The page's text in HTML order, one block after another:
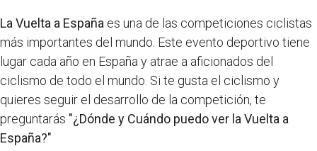
La Vuelta a España es una de las competiciones ciclistas
más importantes del mundo. Este evento deportivo tiene
lugar cada año en España y atrae a aficionados del
ciclismo de todo el mundo. Si te gusta el ciclismo y
quieres seguir el desarrollo de la competición, te
preguntarás "¿Dónde y Cuándo puedo ver la Vuelta a
España?"